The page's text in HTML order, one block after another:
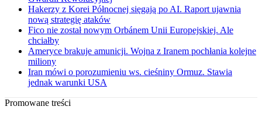
Hakerzy z Korei Północnej sięgają po AI. Raport ujawnia
nową strategię ataków
Fico nie został nowym Orbánem Unii Europejskiej. Ale
chciałby
Ameryce brakuje amunicji. Wojna z Iranem pochłania kolejne
miliony
Iran mówi o porozumieniu ws. cieśniny Ormuz. Stawia
jednak warunki USA
Promowane treści